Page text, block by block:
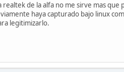
de la alfa no me sirve mas que
haya capturado bajo linux
legitimizarlo.